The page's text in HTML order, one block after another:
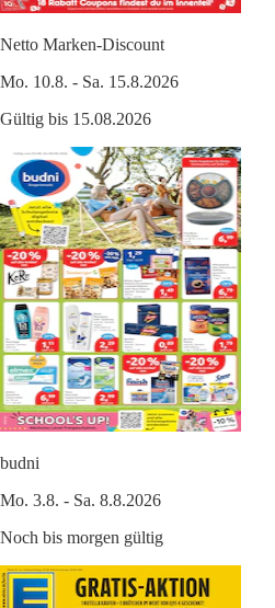
Netto Marken-Discount
Mo. 10.8. - Sa. 15.8.2026
Gültig bis 15.08.2026
budni
Mo. 3.8. - Sa. 8.8.2026
Noch bis morgen gültig